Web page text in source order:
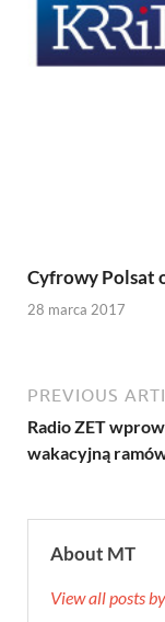
Cyfrowy Polsat
28 marca 2017
PREVIOUS
Radio ZET
wakacyjną
About MT
View all posts